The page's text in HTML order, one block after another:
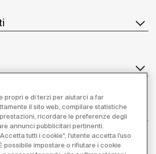
Seguiteci
propri e di terzi per aiutarci a far
il sito web, compilare statistiche
ricordare le preferenze degli
annunci pubblicitari pertinenti.
tutti i cookie", l'utente accetta l'uso
possibile impostare o rifiutare i cookie